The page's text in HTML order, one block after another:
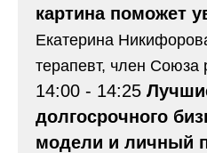
картина поможет
Екатерина
терапевт, член Союза
14:00 - 14:25
долгосрочного
модели и личный